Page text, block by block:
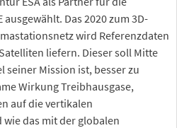
Das 2020 zum 3D-
wird Referenzdaten
liefern. Dieser soll Mitte
seiner Mission ist, besser zu
Wirkung Treibhausgase,
auf die vertikalen
das mit der globalen